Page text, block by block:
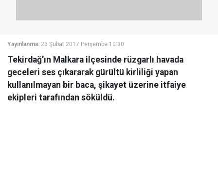
Yayınlanma: 23 Şubat 2017 Perşembe 10:30
Tekirdağ’ın Malkara ilçesinde rüzgarlı havada
geceleri ses çıkararak gürültü kirliliği yapan
kullanılmayan bir baca, şikayet üzerine itfaiye
ekipleri tarafından söküldü.